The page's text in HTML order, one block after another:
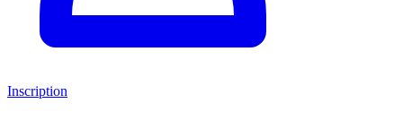
Inscription